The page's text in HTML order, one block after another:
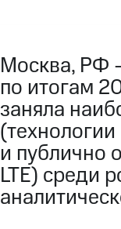
Москва, РФ
по итогам
заняла
и публично
LTE) среди